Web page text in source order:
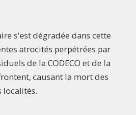
s'est dégradée dans cette
atrocités perpétrées par
de la CODECO et de la
causant la mort des
localités.